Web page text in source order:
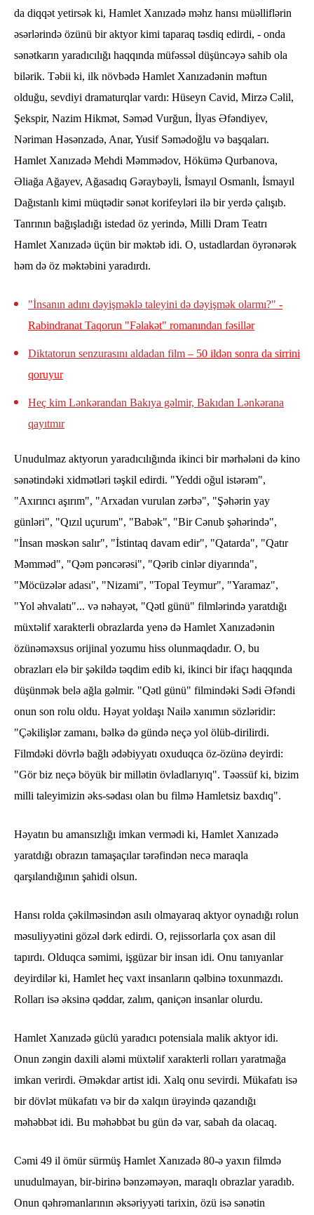
da diqqət yetirsək ki, Hamlet Xanızadə məhz hansı müəlliflərin
əsərlərində özünü bir aktyor kimi taparaq təsdiq edirdi, - onda
sənətkarın yaradıcılığı haqqında müfəssəl düşüncəyə sahib ola
bilərik. Təbii ki, ilk növbədə Hamlet Xanızadənin məftun
olduğu, sevdiyi dramaturqlar vardı: Hüseyn Cavid, Mirzə Cəlil,
Şekspir, Nazim Hikmət, Səməd Vurğun, İlyas Əfəndiyev,
Nəriman Həsənzadə, Anar, Yusif Səmədoğlu və başqaları.
Hamlet Xanızadə Mehdi Məmmədov, Hökümə Qurbanova,
Əliağa Ağayev, Ağasadıq Gəraybəyli, İsmayıl Osmanlı, İsmayıl
Dağıstanlı kimi müqtədir sənət korifeyləri ilə bir yerdə çalışıb.
Tanrının bağışladığı istedad öz yerində, Milli Dram Teatrı
Hamlet Xanızadə üçün bir məktəb idi. O, ustadlardan öyrənərək
həm də öz məktəbini yaradırdı.
"İnsanın adını dəyişməklə taleyini də dəyişmək olarmı?" -
Rabindranat Taqorun "Fəlakət" romanından fəsillər
Diktatorun senzurasını aldadan film – 50 ildən sonra da sirrini
qoruyur
Heç kim Lənkərandan Bakıya gəlmir, Bakıdan Lənkərana
qayıtmır
Unudulmaz aktyorun yaradıcılığında ikinci bir mərhələni də kino
sənətindəki xidmətləri təşkil edirdi. "Yeddi oğul istərəm",
"Axırıncı aşırım", "Arxadan vurulan zərbə", "Şəhərin yay
günləri", "Qızıl uçurum", "Babək", "Bir Cənub şəhərində",
"İnsan məskən salır", "İstintaq davam edir", "Qatarda", "Qatır
Məmməd", "Qəm pəncərəsi", "Qərib cinlər diyarında",
"Möcüzələr adası", "Nizami", "Topal Teymur", "Yaramaz",
"Yol əhvalatı"... və nəhayət, "Qətl günü" filmlərində yaratdığı
müxtəlif xarakterli obrazlarda yenə də Hamlet Xanızadənin
özünəməxsus orijinal yozumu hiss olunmaqdadır. O, bu
obrazları elə bir şəkildə təqdim edib ki, ikinci bir ifaçı haqqında
düşünmək belə ağla gəlmir. "Qətl günü" filmindəki Sədi Əfəndi
onun son rolu oldu. Həyat yoldaşı Nailə xanımın sözləridir:
"Çəkilişlər zamanı, bəlkə də gündə neçə yol ölüb-dirilirdi.
Filmdəki dövrlə bağlı ədəbiyyatı oxuduqca öz-özünə deyirdi:
"Gör biz neçə böyük bir millətin övladlarıyıq". Təəssüf ki, bizim
milli taleyimizin əks-sədası olan bu filmə Hamletsiz baxdıq".
Həyatın bu amansızlığı imkan vermədi ki, Hamlet Xanızadə
yaratdığı obrazın tamaşaçılar tərəfindən necə maraqla
qarşılandığının şahidi olsun.
Hansı rolda çəkilməsindən asılı olmayaraq aktyor oynadığı rolun
məsuliyyətini gözəl dərk edirdi. O, rejissorlarla çox asan dil
tapırdı. Olduqca səmimi, işgüzar bir insan idi. Onu tanıyanlar
deyirdilər ki, Hamlet heç vaxt insanların qəlbinə toxunmazdı.
Rolları isə əksinə qəddar, zalım, qaniçən insanlar olurdu.
Hamlet Xanızadə güclü yaradıcı potensiala malik aktyor idi.
Onun zəngin daxili aləmi müxtəlif xarakterli rolları yaratmağa
imkan verirdi. Əməkdar artist idi. Xalq onu sevirdi. Mükafatı isə
bir dövlət mükafatı və bir də xalqın ürəyində qazandığı
məhəbbət idi. Bu məhəbbət bu gün də var, sabah da olacaq.
Cəmi 49 il ömür sürmüş Hamlet Xanızadə 80-ə yaxın filmdə
unudulmayan, bir-birinə bənzəməyən, maraqlı obrazlar yaradıb.
Onun qəhrəmanlarının əksəriyyəti tarixin, özü isə sənətin